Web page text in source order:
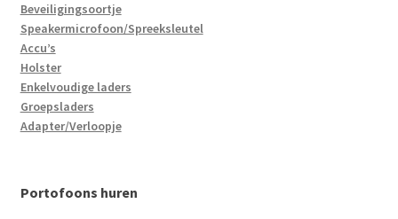
Beveiligingsoortje
Speakermicrofoon/Spreeksleutel
Accu’s
Holster
Enkelvoudige laders
Groepsladers
Adapter/Verloopje
Portofoons huren